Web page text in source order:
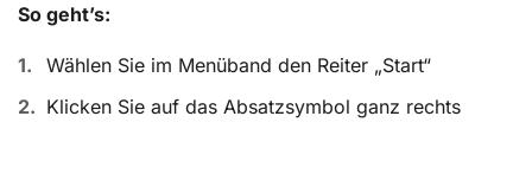
So geht’s:
Wählen Sie im Menüband den Reiter „Start“
Klicken Sie auf das Absatzsymbol ganz rechts